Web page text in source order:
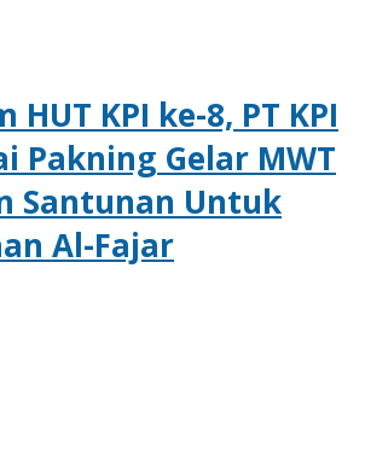
KPI ke-8, PT KPI
Pakning Gelar MWT
Santunan Untuk
Al-Fajar